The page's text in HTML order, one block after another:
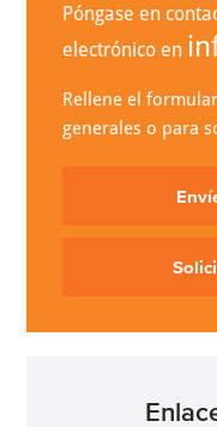
Póngase en
electrónico en
Rellene el
generales o para